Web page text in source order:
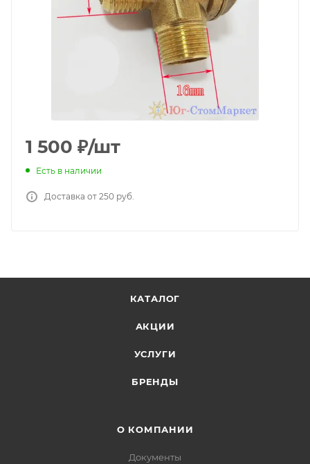
1 500 ₽/шт
Есть в наличии
Доставка от 250 руб.
КАТАЛОГ
АКЦИИ
УСЛУГИ
БРЕНДЫ
О КОМПАНИИ
Документы